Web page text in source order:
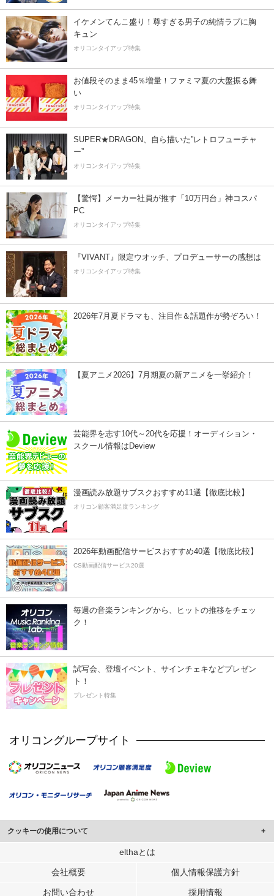
イケメンてんこ盛り！尊すぎる男子の純情ラブに胸
キュン
オリコンタイアップ特集
お値段そのまま45％増量！ファミマ夏の大盤振る舞
い
オリコンタイアップ特集
SUPER★DRAGON、自ら描いた”レトロフューチャ
ー”
オリコンタイアップ特集
【驚愕】メーカー社員が推す「10万円台」神コスパ
PC
オリコンタイアップ特集
『VIVANT』限定ウオッチ、プロデューサーの感想は
オリコンタイアップ特集
2026年7月夏ドラマも、注目作＆話題作が勢ぞろい！
【夏アニメ2026】7月期夏の新アニメを一挙紹介！
芸能界を志す10代～20代を応援！オーディション・
スクール情報はDeview
漫画読み放題サブスクおすすめ11選【徹底比較】
オリコン顧客満足度ランキング
2026年動画配信サービスおすすめ40選【徹底比較】
CS動画配信サービス20選
毎週の音楽ランキングから、ヒットの推移をチェッ
ク！
試写会、登壇イベント、サインチェキなどプレゼン
ト！
プレゼント特集
オリコングループサイト
クッキーの使用について
このサイトでは Cookie を使用して、ユーザーに合わせたコンテンツや広告の
行っています。
メディアや広告配信、データ解析の各パートナーに提供しています。
elthaとは
会社概要 個人情報保護方針
お問い合わせ 採用情報